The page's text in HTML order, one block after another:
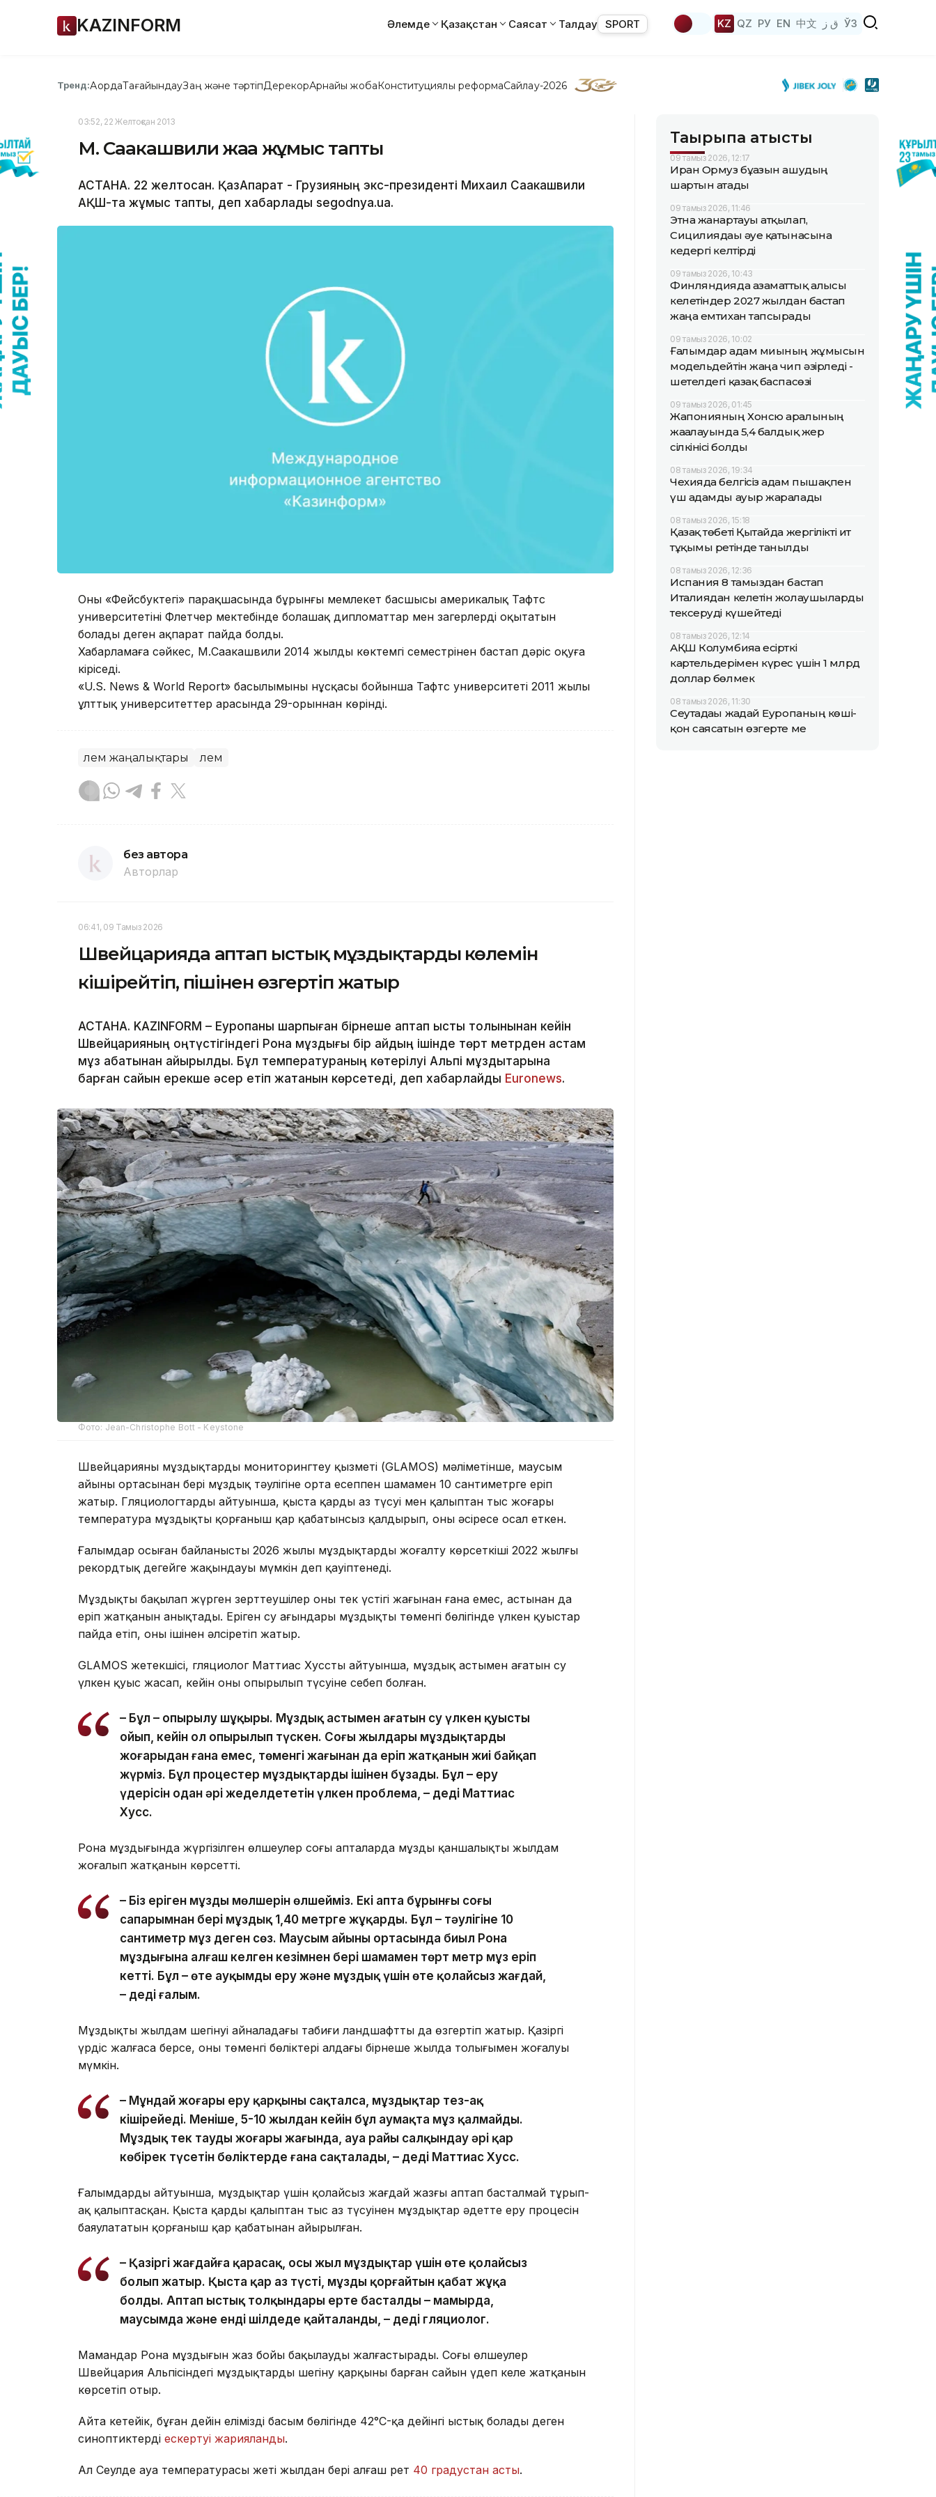
KAZINFORM Әлемде Қазақстан Саясат Талдау SPORT KZ QZ РУ EN 中文 ق ز ЎЗ
Тренд:АқордаТағайындауЗаң және тәртіпДерекқорАрнайы жобаКонституциялық реформаСайлау-2026
03:52, 22 Желтоқсан 2013
М. Саакашвили жаңа жұмыс тапты
АСТАНА. 22 желтоқсан. ҚазАқпарат - Грузияның экс-президенті Михаил Саакашвили
АҚШ-та жұмыс тапты, деп хабарлады segodnya.ua.
Оның «Фейсбуктегі» парақшасында бұрынғы мемлекет басшысы америкалық Тафтс
университетінің Флетчер мектебінде болашақ дипломаттар мен заңгерлерді оқытатын
болады деген ақпарат пайда болды.
Хабарламаға сәйкес, М.Саакашвили 2014 жылдың көктемгі семестрінен бастап дәріс оқуға
кіріседі.
«U.S. News & World Report» басылымының нұсқасы бойынша Тафтс университеті 2011 жылы
ұлттық университеттер арасында 29-орыннан көрінді.
Әлем жаңалықтары Әлем
без автора
Авторлар
06:41, 09 Тамыз 2026
Швейцарияда аптап ыстық мұздықтардың көлемін
кішірейтіп, пішінен өзгертіп жатыр
АСТАНА. KAZINFORM – Еуропаны шарпыған бірнеше аптап ыстық толқынынан кейін
Швейцарияның оңтүстігіндегі Рона мұздығы бір айдың ішінде төрт метрден астам
мұз қабатынан айырылды. Бұл температураның көтерілуі Альпі мұздықтарына
барған сайын ерекше әсер етіп жатқанын көрсетеді, деп хабарлайды Еuronews.
Фото: Jean-Christophe Bott - Keystone
Швейцарияның мұздықтарды мониторингтеу қызметі (GLAMOS) мәліметінше, маусым
айының ортасынан бері мұздық тәулігіне орта есеппен шамамен 10 сантиметрге еріп
жатыр. Гляциологтардың айтуынша, қыста қардың аз түсуі мен қалыптан тыс жоғары
температура мұздықты қорғаныш қар қабатынсыз қалдырып, оны әсіресе осал еткен.
Ғалымдар осыған байланысты 2026 жылы мұздықтардың жоғалту көрсеткіші 2022 жылғы
рекордтық деңгейге жақындауы мүмкін деп қауіптенеді.
Мұздықты бақылап жүрген зерттеушілер оның тек үстіңгі жағынан ғана емес, астынан да
еріп жатқанын анықтады. Еріген су ағындары мұздықтың төменгі бөлігінде үлкен қуыстар
пайда етіп, оны ішінен әлсіретіп жатыр.
GLAMOS жетекшісі, гляциолог Маттиас Хусстың айтуынша, мұздық астымен ағатын су
үлкен қуыс жасап, кейін оның опырылып түсуіне себеп болған.
– Бұл – опырылу шұңқыры. Мұздық астымен ағатын су үлкен қуысты
ойып, кейін ол опырылып түскен. Соңғы жылдары мұздықтардың
жоғарыдан ғана емес, төменгі жағынан да еріп жатқанын жиі байқап
жүрміз. Бұл процестер мұздықтарды ішінен бұзады. Бұл – еру
үдерісін одан әрі жеделдететін үлкен проблема, – деді Маттиас
Хусс.
Рона мұздығында жүргізілген өлшеулер соңғы апталарда мұздың қаншалықты жылдам
жоғалып жатқанын көрсетті.
– Біз еріген мұздың мөлшерін өлшейміз. Екі апта бұрынғы соңғы
сапарымнан бері мұздық 1,40 метрге жұқарды. Бұл – тәулігіне 10
сантиметр мұз деген сөз. Маусым айының ортасында биыл Рона
мұздығына алғаш келген кезімнен бері шамамен төрт метр мұз еріп
кетті. Бұл – өте ауқымды еру және мұздық үшін өте қолайсыз жағдай,
– деді ғалым.
Мұздықтың жылдам шегінуі айналадағы табиғи ландшафтты да өзгертіп жатыр. Қазіргі
үрдіс жалғаса берсе, оның төменгі бөліктері алдағы бірнеше жылда толығымен жоғалуы
мүмкін.
– Мұндай жоғары еру қарқыны сақталса, мұздықтар тез-ақ
кішірейеді. Меніңше, 5-10 жылдан кейін бұл аумақта мұз қалмайды.
Мұздық тек таудың жоғары жағында, ауа райы салқындау әрі қар
көбірек түсетін бөліктерде ғана сақталады, – деді Маттиас Хусс.
Ғалымдардың айтуынша, мұздықтар үшін қолайсыз жағдай жазғы аптап басталмай тұрып-
ақ қалыптасқан. Қыста қардың қалыптан тыс аз түсуінен мұздықтар әдетте еру процесін
баяулататын қорғаныш қар қабатынан айырылған.
– Қазіргі жағдайға қарасақ, осы жыл мұздықтар үшін өте қолайсыз
болып жатыр. Қыста қар аз түсті, мұзды қорғайтын қабат жұқа
болды. Аптап ыстық толқындары ерте басталды – мамырда,
маусымда және енді шілдеде қайталанды, – деді гляциолог.
Мамандар Рона мұздығын жаз бойы бақылауды жалғастырады. Соңғы өлшеулер
Швейцария Альпісіндегі мұздықтардың шегіну қарқыны барған сайын үдеп келе жатқанын
көрсетіп отыр.
Айта кетейік, бұған дейін еліміздің басым бөлігінде 42°C-қа дейінгі ыстық болады деген
синоптиктердің ескертуі жарияланды.
Ал Сеулде ауа температурасы жеті жылдан бері алғаш рет 40 градустан асты.
Тақырыпқа қатысты
09 тамыз 2026, 12:17
Иран Ормуз бұғазын ашудың
шартын атады
09 тамыз 2026, 11:46
Этна жанартауы атқылап,
Сицилиядағы әуе қатынасына
кедергі келтірді
09 тамыз 2026, 10:43
Финляндияда азаматтық алғысы
келетіндер 2027 жылдан бастап
жаңа емтихан тапсырады
09 тамыз 2026, 10:02
Ғалымдар адам миының жұмысын
модельдейтін жаңа чип әзірледі -
шетелдегі қазақ баспасөзі
09 тамыз 2026, 01:45
Жапонияның Хонсю аралының
жағалауында 5,4 балдық жер
сілкінісі болды
08 тамыз 2026, 19:34
Чехияда белгісіз адам пышақпен
үш адамды ауыр жаралады
08 тамыз 2026, 15:18
Қазақ төбеті Қытайда жергілікті ит
тұқымы ретінде танылды
08 тамыз 2026, 12:36
Испания 8 тамыздан бастап
Италиядан келетін жолаушыларды
тексеруді күшейтеді
08 тамыз 2026, 12:14
АҚШ Колумбияға есірткі
картельдерімен күрес үшін 1 млрд
доллар бөлмек
08 тамыз 2026, 11:30
Сеутадағы жағдай Еуропаның көші-
қон саясатын өзгерте ме